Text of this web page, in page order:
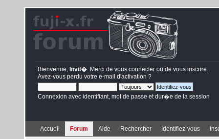
Bienvenue, Invit� . Merci de vous connecter ou de vous inscrire
Avez-vous perdu votre e-mail d'activation ?
Connexion avec identifiant, mot de passe et dur�e de la session
Accueil Forum Aide Rechercher Identifiez-vous